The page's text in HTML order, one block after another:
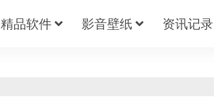
精品软件 影音壁纸 资讯记录